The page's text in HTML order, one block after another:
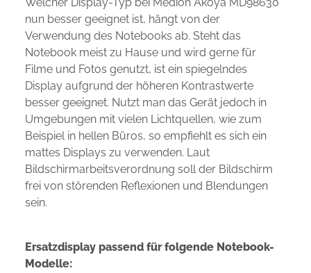
nun besser geeignet ist, hängt von der
Verwendung des Notebooks ab. Steht das
Notebook meist zu Hause und wird gerne für
Filme und Fotos genutzt, ist ein spiegelndes
Display aufgrund der höheren Kontrastwerte
besser geeignet. Nutzt man das Gerät jedoch in
Umgebungen mit vielen Lichtquellen, wie zum
Beispiel in hellen Büros, so empfiehlt es sich ein
mattes Displays zu verwenden. Laut
Bildschirmarbeitsverordnung soll der Bildschirm
frei von störenden Reflexionen und Blendungen
sein.
Ersatzdisplay passend für folgende Notebook-
Modelle: